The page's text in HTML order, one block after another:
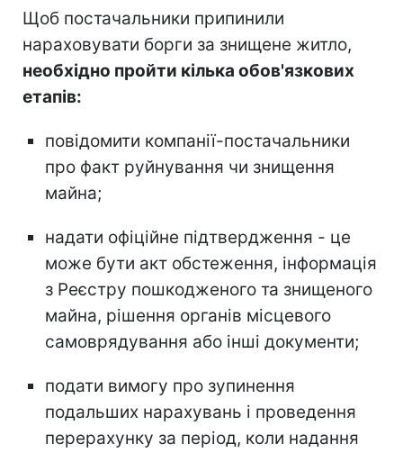
Щоб постачальники припинили
нараховувати борги за знищене житло,
необхідно пройти кілька обов'язкових
етапів:
повідомити компанії-постачальники
про факт руйнування чи знищення
майна;
надати офіційне підтвердження - це
може бути акт обстеження, інформація
з Реєстру пошкодженого та знищеного
майна, рішення органів місцевого
самоврядування або інші документи;
подати вимогу про зупинення
подальших нарахувань і проведення
перерахунку за період, коли надання